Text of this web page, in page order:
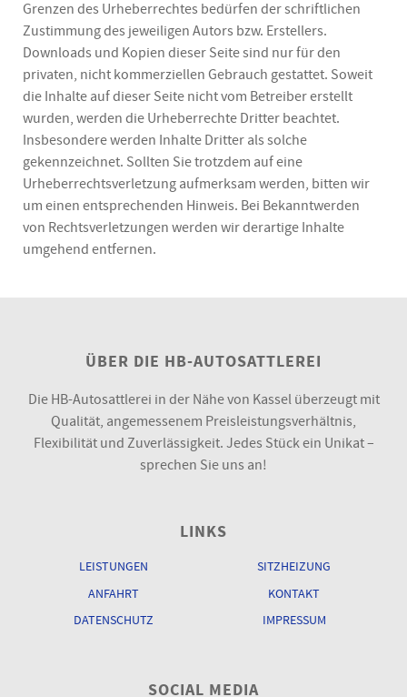
Grenzen des Urheberrechtes bedürfen der schriftlichen
Zustimmung des jeweiligen Autors bzw. Erstellers.
Downloads und Kopien dieser Seite sind nur für den
privaten, nicht kommerziellen Gebrauch gestattet. Soweit
die Inhalte auf dieser Seite nicht vom Betreiber erstellt
wurden, werden die Urheberrechte Dritter beachtet.
Insbesondere werden Inhalte Dritter als solche
gekennzeichnet. Sollten Sie trotzdem auf eine
Urheberrechtsverletzung aufmerksam werden, bitten wir
um einen entsprechenden Hinweis. Bei Bekanntwerden
von Rechtsverletzungen werden wir derartige Inhalte
umgehend entfernen.
ÜBER DIE HB-AUTOSATTLEREI
Die HB-Autosattlerei in der Nähe von Kassel überzeugt mit
Qualität, angemessenem Preisleistungsverhältnis,
Flexibilität und Zuverlässigkeit. Jedes Stück ein Unikat –
sprechen Sie uns an!
LINKS
LEISTUNGEN
SITZHEIZUNG
ANFAHRT
KONTAKT
DATENSCHUTZ
IMPRESSUM
SOCIAL MEDIA